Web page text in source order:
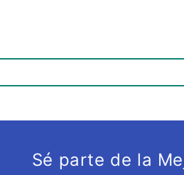
Sé parte de la